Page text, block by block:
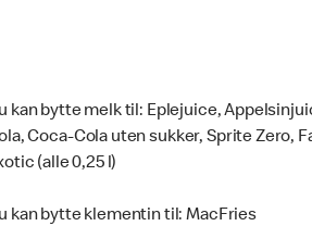
kan bytte melk til: Eplejuice,
Coca-Cola uten sukker, Sprite Zero,
(alle 0,25 l)
kan bytte klementin til: MacFries